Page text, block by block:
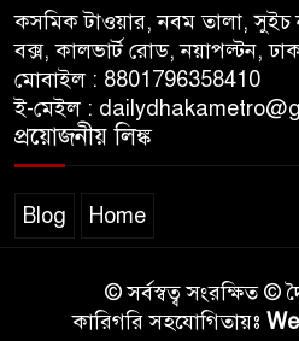
কসমিক টাওয়ার, নবম তালা,
বক্স, কালভার্ট রোড, নয়াপল্টন,
মোবাইল : 8801796358410
ই-মেইল :
প্রয়োজনীয় লিঙ্ক
Blog Home
© সর্বস্বত্ব সংরক্ষিত ©
কারিগরি সহযোগিতায়ঃ